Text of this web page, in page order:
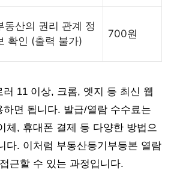
동산의 권리 관계 정
확인 (출력 불가)
700원
러 11 이상, 크롬, 엣지 등 최신 웹
하면 됩니다. 발급/열람 수수료는
체, 휴대폰 결제 등 다양한 방법으
다. 이처럼 부동산등기부등본 열람
근할 수 있는 과정입니다.